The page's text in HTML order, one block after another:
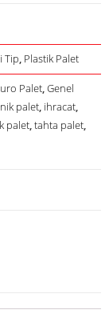
Tip, Plastik Palet
Palet,Genel
palet, ihracat,
palet,tahta palet,